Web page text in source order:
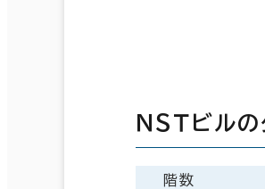
ＮＳＴビル
階数